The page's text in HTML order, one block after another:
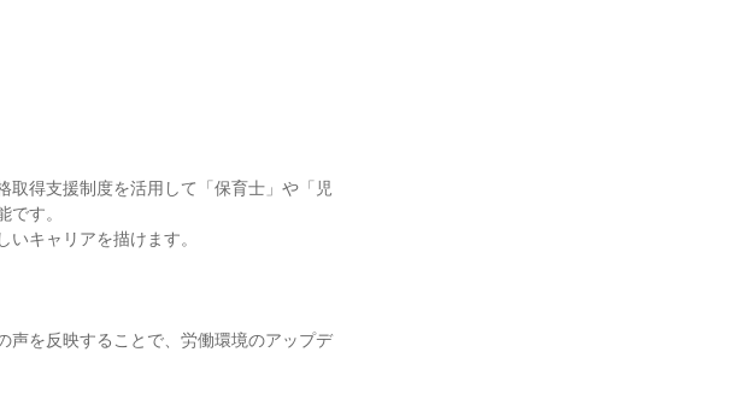
得支援制度を活用して「保育士」や「児
す。
キャリアを描けます。
声を反映することで、労働環境のアップデ